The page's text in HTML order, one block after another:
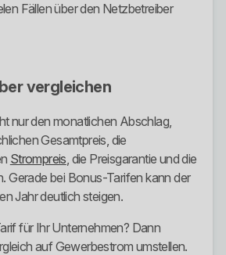
Fällen über den Netzbetreiber
vergleichen
nur den monatlichen Abschlag,
Gesamtpreis, die
Strompreis, die Preisgarantie und die
Gerade bei Bonus-Tarifen kann der
Jahr deutlich steigen.
für Ihr Unternehmen? Dann
auf Gewerbestrom umstellen.